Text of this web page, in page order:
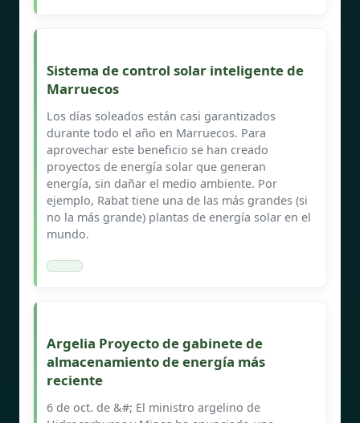
Sistema de control solar inteligente de
Marruecos
Los días soleados están casi garantizados
durante todo el año en Marruecos. Para
aprovechar este beneficio se han creado
proyectos de energía solar que generan
energía, sin dañar el medio ambiente. Por
ejemplo, Rabat tiene una de las más grandes (si
no la más grande) plantas de energía solar en el
mundo.
Argelia Proyecto de gabinete de
almacenamiento de energía más
reciente
6 de oct. de &#; El ministro argelino de